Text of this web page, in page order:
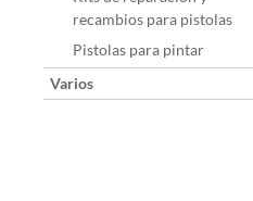
recambios para pistolas
Pistolas para pintar
Varios